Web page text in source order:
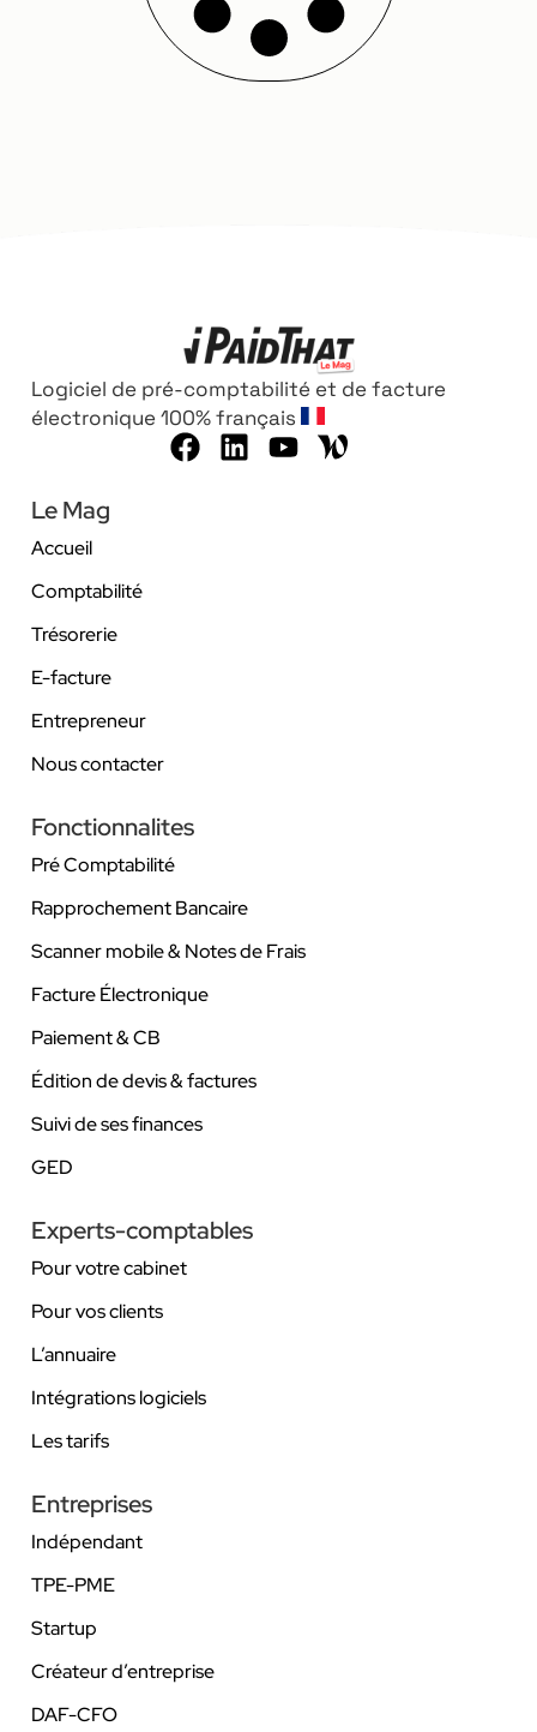
Logiciel de pré-comptabilité et de facture
électronique 100% français
Le Mag
Accueil
Comptabilité
Trésorerie
E-facture
Entrepreneur
Nous contacter
Fonctionnalites
Pré Comptabilité
Rapprochement Bancaire
Scanner mobile & Notes de Frais
Facture Électronique
Paiement & CB
Édition de devis & factures
Suivi de ses finances
GED
Experts-comptables
Pour votre cabinet
Pour vos clients
L’annuaire
Intégrations logiciels
Les tarifs
Entreprises
Indépendant
TPE-PME
Startup
Créateur d’entreprise
DAF-CFO